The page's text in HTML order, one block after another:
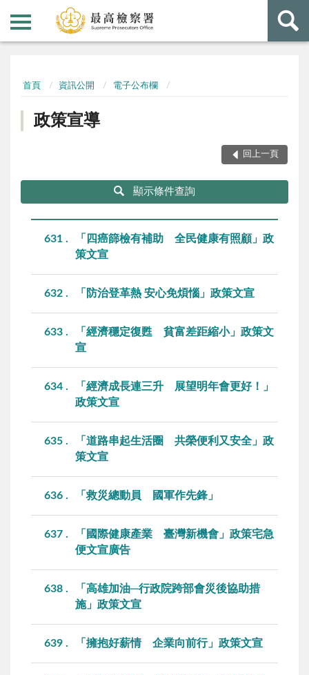
首頁 資訊公開 電子公布欄
政策宣導
回上一頁
顯示條件查詢
631
「四癌篩檢有補助 全民健康有照顧」政
策文宣
632 「防治登革熱 安心免煩惱」政策文宣
633
「經濟穩定復甦 貧富差距縮小」政策文
宣
634
「經濟成長連三升 展望明年會更好！」
政策文宣
635
「道路串起生活圈 共榮便利又安全」政
策文宣
636 「救災總動員 國軍作先鋒」
637
「國際健康產業 臺灣新機會」政策宅急
便文宣廣告
638
「高雄加油─行政院跨部會災後協助措
施」政策文宣
639 「擁抱好薪情 企業向前行」政策文宣